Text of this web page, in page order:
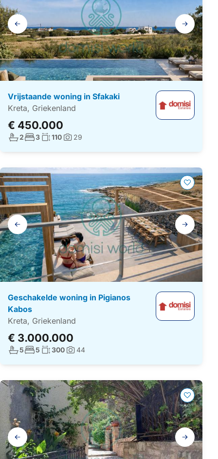
Galerij
navigatie
Vrijstaande woning in Sfakaki
Kreta, Griekenland
€ 450.000
Aantal badkamers:
2Aantal slaapkamers:
3Woonoppervlakte:
110Foto's:
29
Galerij
navigatie
Geschakelde woning in Pigianos
Kabos
Kreta, Griekenland
€ 3.000.000
Aantal badkamers:
5Aantal slaapkamers:
5 Woonoppervlakte:
300Foto's:
44
Galerij
navigatie